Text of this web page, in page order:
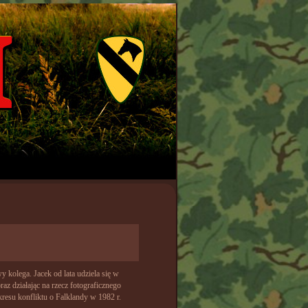
kolega. Jacek od lata udziela się w
działając na rzecz fotograficznego
konfliktu o Falklandy w 1982 r.